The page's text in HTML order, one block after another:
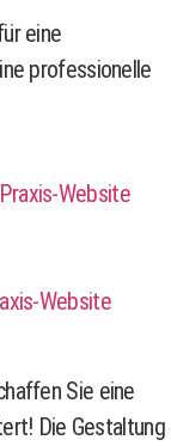
eine
professionelle
Website
Sie eine
Die Gestaltung